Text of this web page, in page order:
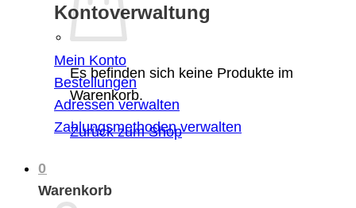
Es befinden sich keine Produkte im
Warenkorb.
Zurück zum Shop
0
Warenkorb
Kontoverwaltung
Mein Konto
Bestellungen
Adressen verwalten
Zahlungsmethoden verwalten